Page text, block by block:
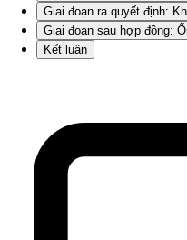
Giai đoạn ra quyết định:
Giai đoạn sau hợp đồng:
Kết luận